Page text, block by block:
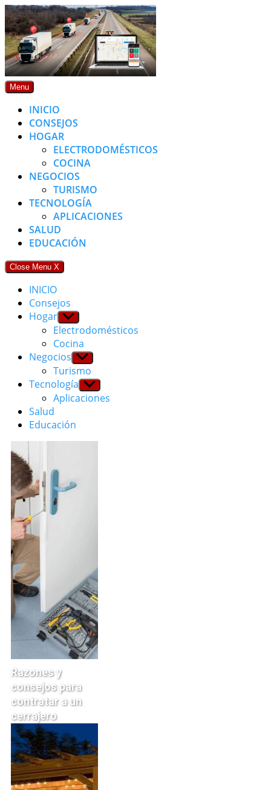
Skip
to
content
Menu
INICIO
CONSEJOS
HOGAR
ELECTRODOMÉSTICOS
COCINA
NEGOCIOS
TURISMO
TECNOLOGÍA
APLICACIONES
SALUD
EDUCACIÓN
Close Menu X
INICIO
Consejos
Hogar Show
sub
menu
Electrodomésticos
Cocina
Negocios Show
sub
menu
Turismo
Tecnología Show
sub
menu
Aplicaciones
Salud
Educación
Razones y
consejos para
contratar a un
cerrajero